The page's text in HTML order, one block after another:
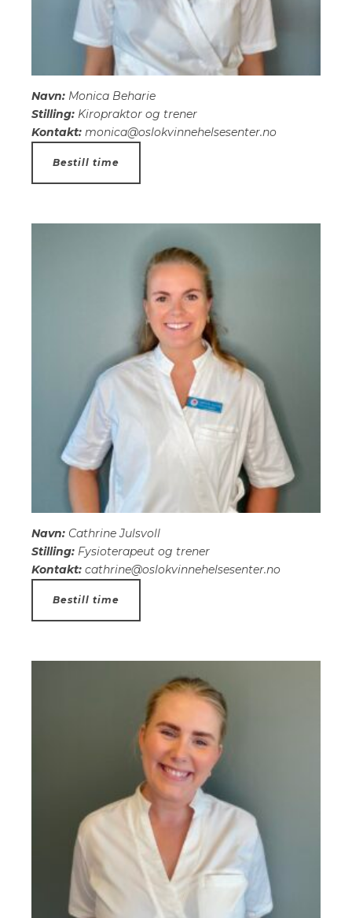
Navn: Monica Beharie
Stilling: Kiropraktor og trener
Kontakt: monica@oslokvinnehelsesenter.no
Bestill time
Navn: Cathrine Julsvoll
Stilling: Fysioterapeut og trener
Kontakt: cathrine@oslokvinnehelsesenter.no
Bestill time